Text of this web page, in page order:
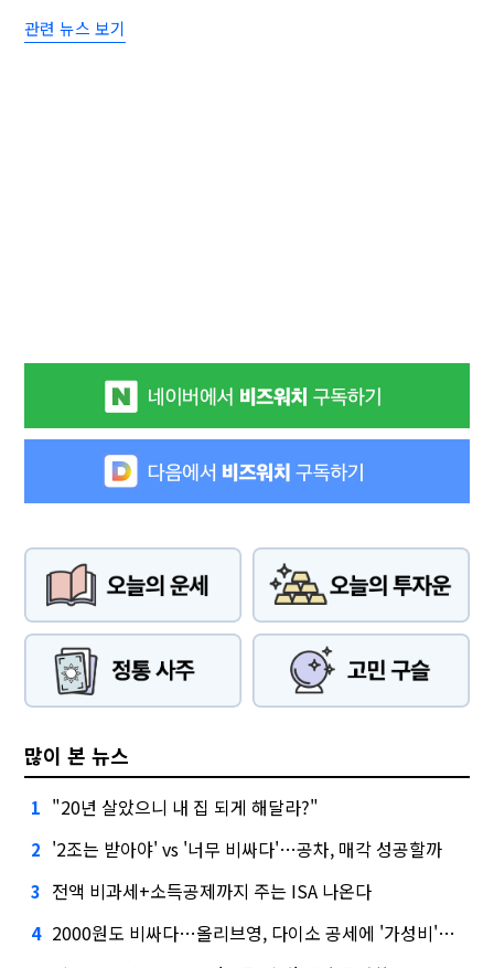
관련 뉴스 보기
많이 본 뉴스
1 "20년 살았으니 내 집 되게 해달라?"
2 '2조는 받아야' vs '너무 비싸다'…공차, 매각 성공할까
3 전액 비과세+소득공제까지 주는 ISA 나온다
4 2000원도 비싸다…올리브영, 다이소 공세에 '가성비'로 맞불